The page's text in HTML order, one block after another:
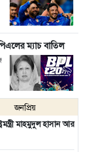
ম্যাচ বাতিল
জনপ্রিয়
মাহমুদুল হাসান আর